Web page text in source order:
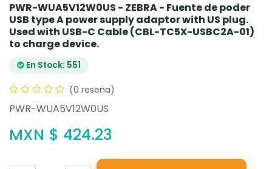
PWR-WUA5V12W0US - ZEBRA - Fuente de poder
USB type A power supply adaptor with US plug.
Used with USB-C Cable (CBL-TC5X-USBC2A-01)
to charge device.
En Stock: 551
(0 reseña)
PWR-WUA5V12W0US
MXN $ 424.23